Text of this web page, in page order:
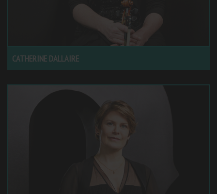
CATHERINE DALLAIRE